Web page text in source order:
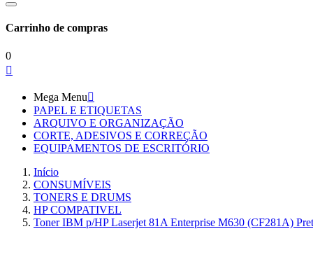
Carrinho de compras
0

Mega Menu
PAPEL E ETIQUETAS
ARQUIVO E ORGANIZAÇÃO
CORTE, ADESIVOS E CORREÇÃO
EQUIPAMENTOS DE ESCRITÓRIO
Início
CONSUMÍVEIS
TONERS E DRUMS
HP COMPATIVEL
Toner IBM p/HP Laserjet 81A Enterprise M630 (CF281A)